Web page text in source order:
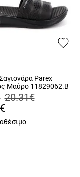
Parex
Μαύρο 11829062.B
20.31€
€